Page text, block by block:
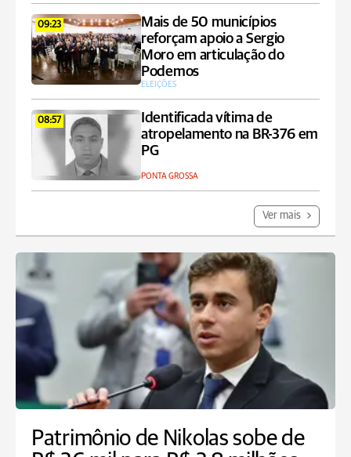
09:23
Mais de 50 municípios
reforçam apoio a Sergio
Moro em articulação do
Podemos
ELEIÇÕES
08:57
Identificada vítima de
atropelamento na BR-376 em
PG
PONTA GROSSA
Ver mais
Patrimônio de Nikolas sobe de